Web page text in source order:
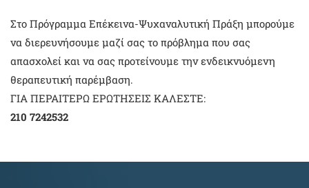
Στο Πρόγραμμα Επέκεινα-Ψυχαναλυτική Πράξη μπορούμε
να διερευνήσουμε μαζί σας το πρόβλημα που σας
απασχολεί και να σας προτείνουμε την ενδεικνυόμενη
θεραπευτική παρέμβαση.
ΓΙΑ ΠΕΡΑΙΤΕΡΩ ΕΡΩΤΗΣΕΙΣ ΚΑΛΕΣΤΕ:
210 7242532